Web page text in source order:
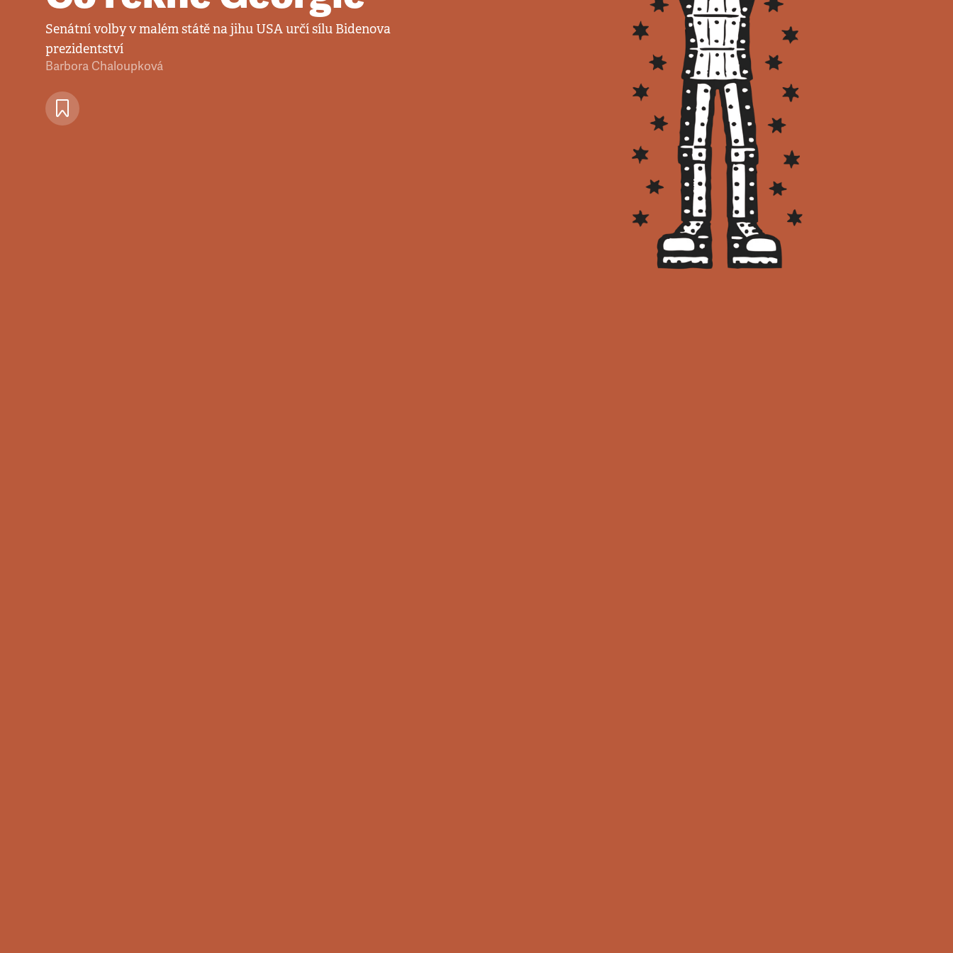
Senátní volby v malém státě na jihu USA určí sílu Bidenova
prezidentství
Barbora Chaloupková